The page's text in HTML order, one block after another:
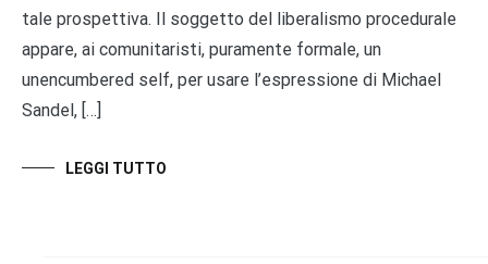
tale prospettiva. Il soggetto del liberalismo procedurale
appare, ai comunitaristi, puramente formale, un
unencumbered self, per usare l’espressione di Michael
Sandel, […]
LEGGI TUTTO